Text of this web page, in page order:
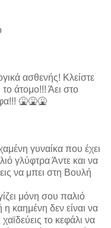
ασθενής! Κλείστε
άτομο!!! Άει στο
🤮🤮🤮
γυναίκα που έχει
γλύφτρα Άντε και να
να μπει στη Βουλή
μόνη σου παλιό
η καημένη δεν είναι να
το κεφάλι να